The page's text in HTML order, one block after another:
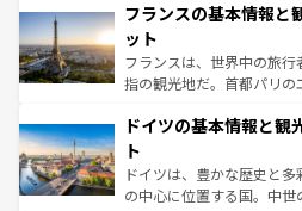
ませてくれるイタリアで、
なお、新着のイタリア情報は
しい。
文化が根付くこの国では、
れる闘牛、そして美味しい
る。首都マドリードの洗
アートに溢れた街角から
せる。地方によって風土や
ンテンツ一覧 を参照してほ
フランスの基本情報と
ット
フランスは、世界中の旅
指の観光地だ。首都パリ
で、幅広い魅力が詰まって
聖堂、美しいビーチ、そし
から魅了する。また、フ
れ、フランス料理はユネ
ドイツの基本情報と観
ト
ドイツは、豊かな歴史と
の中心に位置する国。中